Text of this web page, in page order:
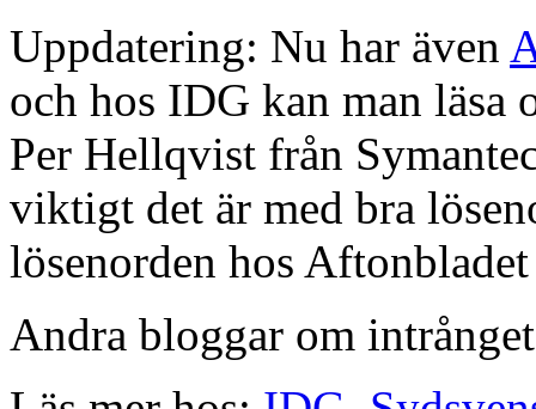
Uppdatering: Nu har även
och hos IDG kan man läsa
Per Hellqvist från
viktigt det är med bra
lösenorden hos
Andra bloggar om